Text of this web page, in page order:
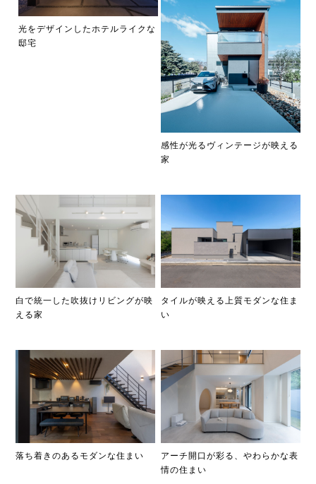
光をデザインしたホテルライクな
邸宅
感性が光るヴィンテージが映える
家
白で統一した吹抜けリビングが映
える家
タイルが映える上質モダンな住ま
い
落ち着きのあるモダンな住まい
アーチ開口が彩る、やわらかな表
情の住まい